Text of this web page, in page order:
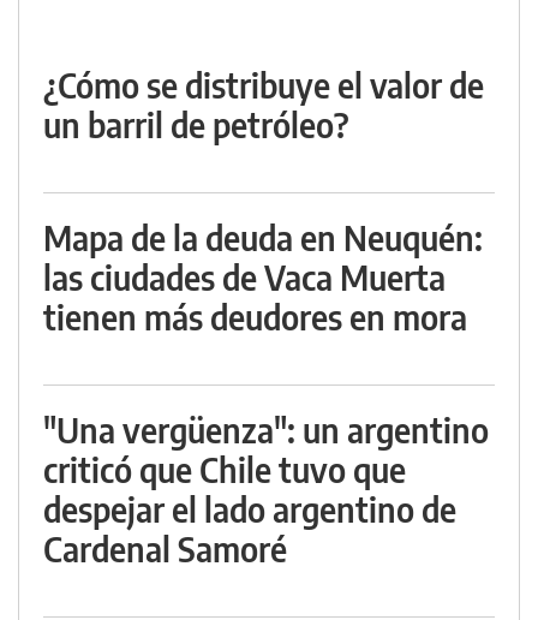
¿Cómo se distribuye el valor de
un barril de petróleo?
Mapa de la deuda en Neuquén:
las ciudades de Vaca Muerta
tienen más deudores en mora
"Una vergüenza": un argentino
criticó que Chile tuvo que
despejar el lado argentino de
Cardenal Samoré